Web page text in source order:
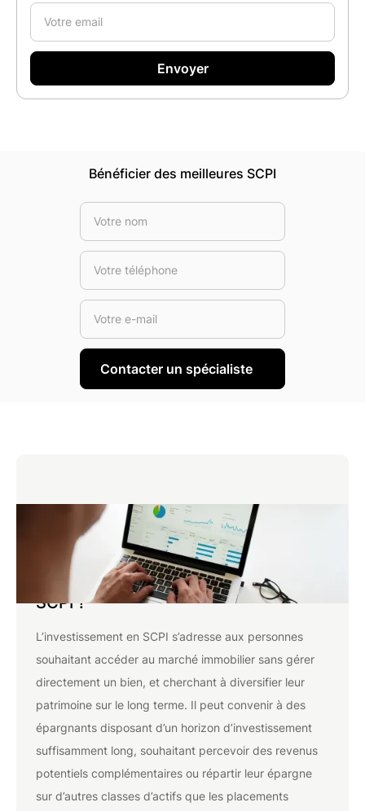
Bénéficier des meilleures SCPI
À qui est destiné l'investissement en
SCPI ?
L’investissement en SCPI s’adresse aux personnes
souhaitant accéder au marché immobilier sans gérer
directement un bien, et cherchant à diversifier leur
patrimoine sur le long terme. Il peut convenir à des
épargnants disposant d’un horizon d’investissement
suffisamment long, souhaitant percevoir des revenus
potentiels complémentaires ou répartir leur épargne
sur d’autres classes d’actifs que les placements